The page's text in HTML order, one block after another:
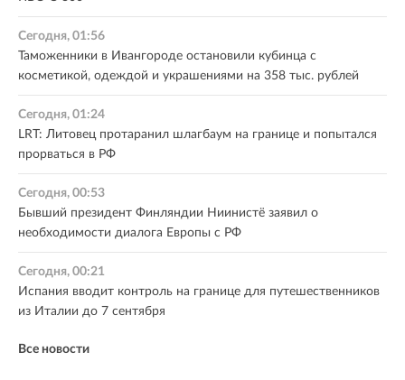
Сегодня, 01:56
Таможенники в Ивангороде остановили кубинца с
косметикой, одеждой и украшениями на 358 тыс. рублей
Сегодня, 01:24
LRT: Литовец протаранил шлагбаум на границе и попытался
прорваться в РФ
Сегодня, 00:53
Бывший президент Финляндии Ниинистё заявил о
необходимости диалога Европы с РФ
Сегодня, 00:21
Испания вводит контроль на границе для путешественников
из Италии до 7 сентября
Все новости